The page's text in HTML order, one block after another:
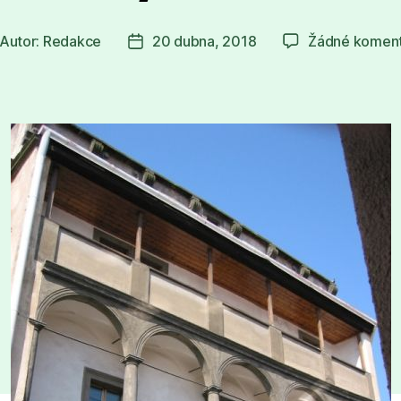
Autor: Redakce
Datum
20 dubna, 2018 Žádné